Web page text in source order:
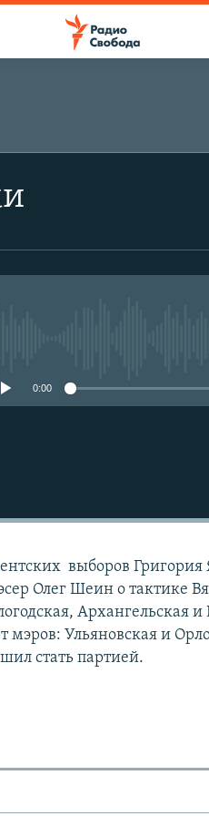
0:00
выборов Григория
Олег Шеин о тактике
Архангельская и
Ульяновская и
стать партией.